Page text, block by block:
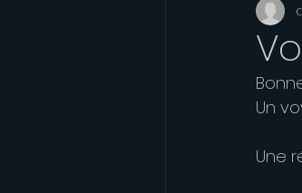
Classe
Association
Un
Une